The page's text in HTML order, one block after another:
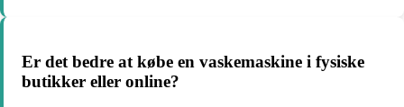
Er det bedre at købe en vaskemaskine i fysiske
butikker eller online?